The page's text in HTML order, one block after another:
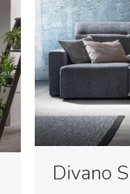
Divano